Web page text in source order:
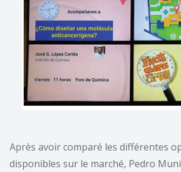
Après avoir comparé les différentes
disponibles sur le marché, Pedro